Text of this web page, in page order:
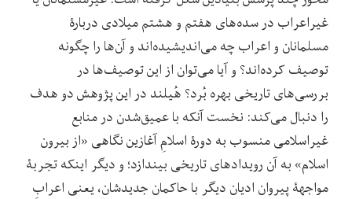
غیراعراب در سده‌های هفتم و هشتم میلادی دربارۀ
مسلمانان و اعراب چه می‌اندیشیده‌اند و آن‌ها را چگونه
توصیف کرده‌اند؟ و آیا می‌توان از این توصیف‌ها در
بررسی‌های تاریخی بهره بُرد؟ هُیلند در این پژوهش دو هدف
را دنبال می‌کند: نخست آنکه با عمیق‌شدن در منابع
غیراسلامی منسوب به دورۀ اسلامِ آغازین نگاهی «از بیرون
اسلام» به آن رویدادهای تاریخی بیندازد؛ و دیگر اینکه تجربۀ
مواجهۀ پیروان ادیان دیگر با حاکمان جدیدشان، یعنی اعرابِ